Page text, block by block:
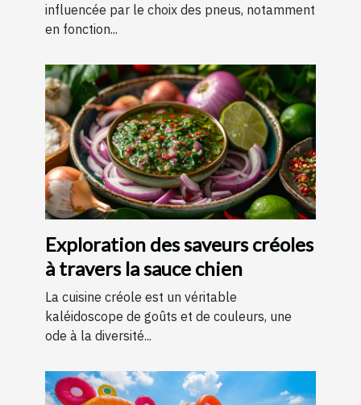
influencée par le choix des pneus, notamment
en fonction...
Exploration des saveurs créoles
à travers la sauce chien
La cuisine créole est un véritable
kaléidoscope de goûts et de couleurs, une
ode à la diversité...